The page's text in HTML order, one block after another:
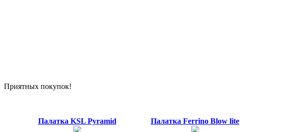
Приятных покупок!
Палатка KSL Pyramid Палатка Ferrino Blow lite